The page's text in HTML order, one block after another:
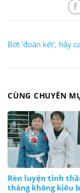
Bớt 'đoàn kết', hãy
CÙNG CHUYÊN
Rèn luyện tinh
thắng không kiêu